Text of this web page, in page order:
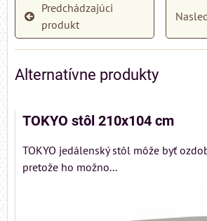
Predchádzajúci
produkt
Alternatívne produkty
TOKYO stôl 210x104 cm
TOKYO jedálenský stôl môže byť
pretože ho možno...